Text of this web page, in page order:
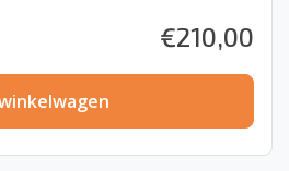
€210,00